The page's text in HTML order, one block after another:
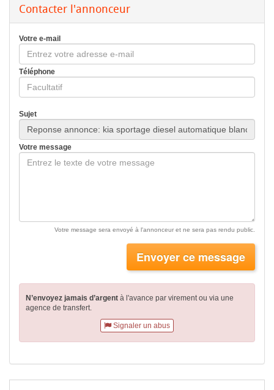
Contacter l'annonceur
Votre e-mail
Téléphone
Sujet
Votre message
Votre message sera envoyé à l'annonceur et ne sera pas rendu public.
Envoyer ce message
N’envoyez jamais d’argent à l'avance par virementou via une
agence de transfert.
Signaler un abus